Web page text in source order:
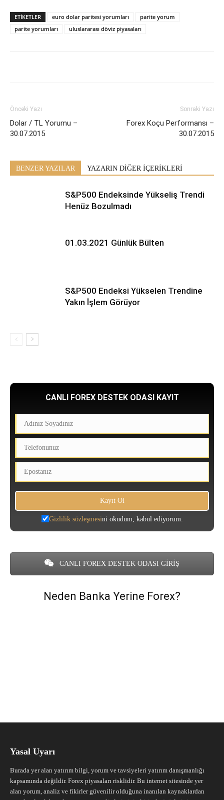
ETİKETLER euro dolar paritesi yorumları
parite yorum
parite yorumları
uluslararası döviz piyasaları
Önceki Yazı
Dolar / TL Yorumu –
30.07.2015
Sonraki Yazı
Forex Koçu Performansı –
30.07.2015
BENZER YAZILAR YAZARIN DİĞER İÇERİKLERİ
S&P500 Endeksinde Yükseliş Trendi
Henüz Bozulmadı
01.03.2021 Günlük Bülten
S&P500 Endeksi Yükselen Trendine
Yakın İşlem Görüyor
CANLI FOREX DESTEK ODASI KAYIT
Gizlilik sözleşmesini okudum, kabul ediyorum.
CANLI FOREX DESTEK ODASI GİRİŞ
Neden Banka Yerine Forex?
Yasal Uyarı
Burada yer alan yatırım bilgi, yorum ve tavsiyeleri yatırım danışmanlığı
kapsamında değildir. Forex piyasaları risklidir. Bu internet sitesinde yer
alan yorum, analiz ve fikirler güvenilir olduğuna inanılan kaynaklardan